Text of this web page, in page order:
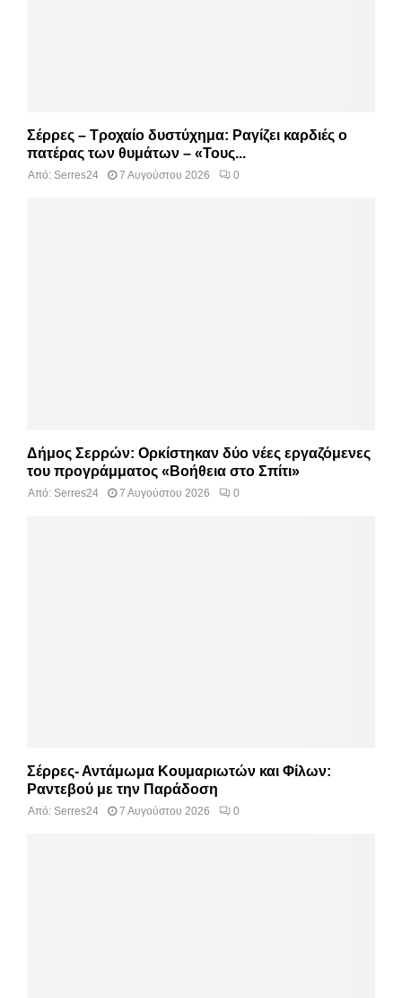
Σέρρες – Τροχαίο δυστύχημα: Ραγίζει καρδιές ο
πατέρας των θυμάτων – «Τους...
Από: Serres24 7 Αυγούστου 2026 0
Δήμος Σερρών: Ορκίστηκαν δύο νέες εργαζόμενες
του προγράμματος «Βοήθεια στο Σπίτι»
Από: Serres24 7 Αυγούστου 2026 0
Σέρρες- Αντάμωμα Κουμαριωτών και Φίλων:
Ραντεβού με την Παράδοση
Από: Serres24 7 Αυγούστου 2026 0